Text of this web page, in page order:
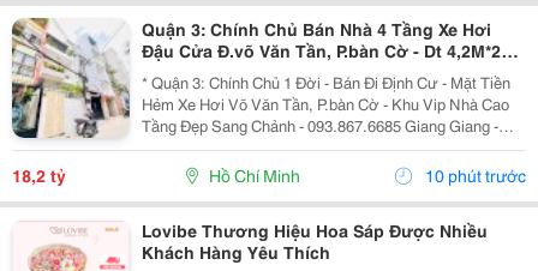
Quận 3: Chính Chủ Bán Nhà 4 Tầng Xe Hơi
Đậu Cửa Đ.võ Văn Tần, P.bàn Cờ - Dt 4,2M*22M
Sh Vuông Đẹp - Giá Chào Tốt Chỉ 18,2T-
* Quận 3: Chính Chủ 1 Đời - Bán Đi Định Cư - Mặt Tiền
Hẻm Xe Hơi Võ Văn Tần, P.bàn Cờ - Khu Vip Nhà Cao
Tầng Đẹp Sang Chảnh - 093.867.6685 Giang Giang -
Diện Tích: 82M2 - Ngang 3,8M Nở Hậu 4,2M * 22M. -
Kết Cấu: 4 Tầng - Sân Thượng - 4Pn - 5Wc. -...
18,2 tỷ Hồ Chí Minh 10 phút trước
Lovibe Thương Hiệu Hoa Sáp Được Nhiều
Khách Hàng Yêu Thích